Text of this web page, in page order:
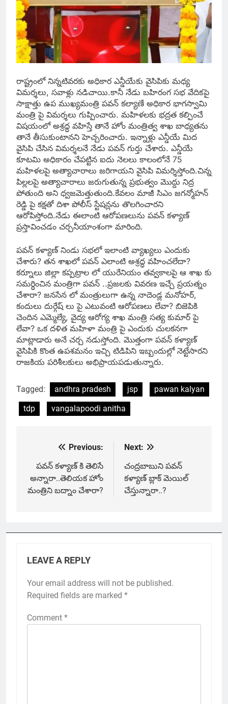
రాష్ట్రంలో నిన్నటివరకు అధికార ఎన్డీయేకు వైసిపికు మధ్య
విమర్శలు, సవాళ్లు నడిచాయి.కానీ నేడు బహిరంగ సభ వేదికపై
సాక్షాత్తు ఉప ముఖ్యమంత్రి పవన్ కల్యాణే అధికార భాగస్వామి
మంత్రి పై విమర్శలు గుప్పించారు. మహిళలకు భద్రత కల్పించే
విషయంలో అశ్రద్ధ వహిస్తే తానే హోం మంత్రిత్వ శాఖ బాధ్యతను
తానే తీసుకుంటానని హెచ్చరించారు. ఇన్నాళ్లు ఎన్డీయే మిద
వైసిపి చేసిన విమర్శలనే నేడు పవన్ గుర్తు చేశారు. ఎన్డీయే
కూటమి అధికారం చేపట్టిన ఐదు నెలలు కాలంలోనే 75
మహిళలపై అత్యాచారాలు జరిగాయని వైసిపి విమర్శిస్తోంది.చిన్న
పిల్లలపై అత్యాచారాలు జరుగుతున్న ప్రభుత్వం మొద్దు నిద్ర
పోతుంది అని ధ్వజమెత్తుతుంది.కేవలం మాజీ సిఎం జగన్మోహన్
రెడ్డి పై కక్షతో దిశా పోలీస్ స్టేషన్లను తొలగించారని
ఆరోపిస్తోంది.నేడు ఈలాంటి ఆరోపణలును పవన్ కళ్యాణ్
ప్రస్తావించడం చర్చనీయాంశంగా మారింది.
పవన్ కళ్యాణ్ నిండు సభలో ఇలాంటి వ్యాఖ్యలు ఎందుకు
చేశారు? తన శాఖలో పవన్ ఎలాంటి అశ్రద్ధ వహించలేదా?
కర్నూలు జిల్లా కప్పట్రాల లో యురేనియం తవ్వకాలపై ఆ శాఖ కు
సమర్ధించిన మంత్రిగా పవన్ ..ప్రజలకు వివరణ ఇచ్చే ప్రయత్నం
చేశారా? జనసేన లో మంత్రులుగా ఉన్న నాదెండ్ల మనోహర్,
కందులు దుర్గేష్ లు పై ఎటువంటి ఆరోపణలు లేవా? బిజెపికి
చెందిన ఎమ్మెల్యే, వైద్య ఆరోగ్య శాఖ మంత్రి సత్య కుమార్ పై
లేవా? ఒక దళిత మహిళా మంత్రి పై ఎందుకు చులకనగా
మాట్లాడారు అనే చర్చ నడుస్తోంది. మొత్తంగా పవన్ కళ్యాణ్
వైసిపికి కొంత ఉపశమనం ఇచ్చి టిడిపిని ఇబ్బందుల్లో నెట్టేసారని
రాజకియ పరిశీలకులు అభిప్రాయపడుతున్నారు.
Tagged: andhra pradesh jsp
pawan kalyan
tdp
vangalapoodi anitha
navigation
Previous:
పవన్ కళ్యాణ్‌ కి తెలిసే
అన్నారా..తెలియక హోం
మంత్రిని బద్నాం చేశారా?
Next:
చంద్రబాబుని పవన్
కళ్యాణ్‌ బ్లాక్ మెయిల్
చేస్తున్నారా..?
LEAVE A REPLY
Your email address will not be published.
Required fields are marked *
Comment *